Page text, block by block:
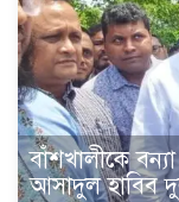
বাঁশখালীকে
আসাদুল হাবিব